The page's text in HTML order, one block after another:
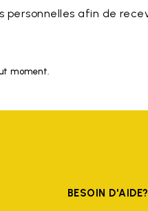
afin de
moment.
BESOIN D'AIDE?